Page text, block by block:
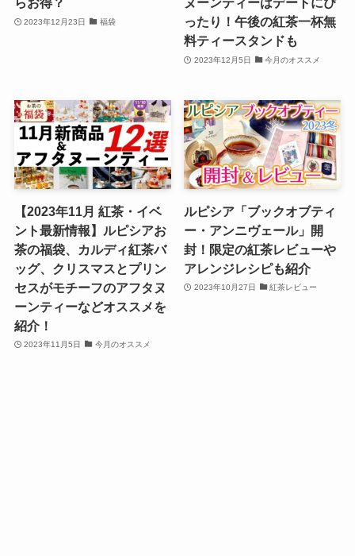
2023年12月23日 福袋
ったり！午後の紅茶一杯無
料ティースタンドも
2023年12月5日 今月のオススメ
【2023年11月 紅茶・イベ
ント最新情報】ルピシアお
茶の福袋、カルディ紅茶バ
ッグ、クリスマスとプリン
セスがモチーフのアフタヌ
ーンティーなどオススメを
紹介！
2023年11月5日 今月のオススメ
ルピシア「ブックオブティ
ー・アンニヴェール」開
封！限定の紅茶レビューや
アレンジレシピも紹介
2023年10月27日 紅茶レビュー